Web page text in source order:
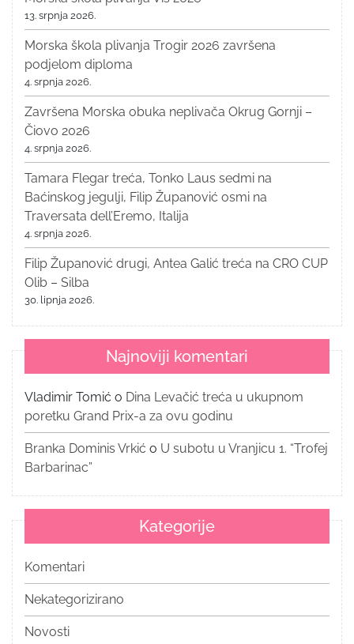
13. srpnja 2026.
Morska škola plivanja Trogir 2026 završena
podjelom diploma
4. srpnja 2026.
Završena Morska obuka neplivača Okrug Gornji –
Čiovo 2026
4. srpnja 2026.
Tamara Flegar treća, Tonko Laus sedmi na
Baćinskog jegulji, Filip Županović osmi na
Traversata dell’Eremo, Italija
4. srpnja 2026.
Filip Županović drugi, Antea Galić treća na CRO CUP
Olib – Silba
30. lipnja 2026.
Najnoviji komentari
Vladimir Tomić o Dina Levačić treća u ukupnom
poretku Grand Prix-a za ovu godinu
Branka Dominis Vrkić o U subotu u Vranjicu 1. “Trofej
Barbarinac”
Kategorije
Komentari
Nekategorizirano
Novosti